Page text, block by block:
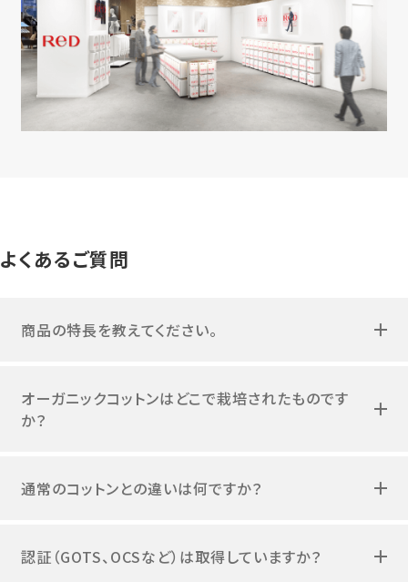
よくあるご質問
商品の特長を教えてください。
オーガニックコットンはどこで栽培されたものです
か？
通常のコットンとの違いは何ですか？
認証（GOTS、OCSなど）は取得していますか？